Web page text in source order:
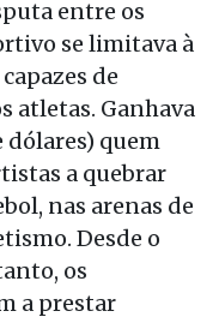
entre os
se limitava à
de
atletas. Ganhava
quem
a quebrar
nas arenas de
Desde o
os
a prestar